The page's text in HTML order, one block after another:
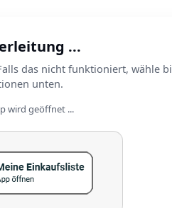
...
das nicht funktioniert, wähle
unten.
wird geöffnet ...